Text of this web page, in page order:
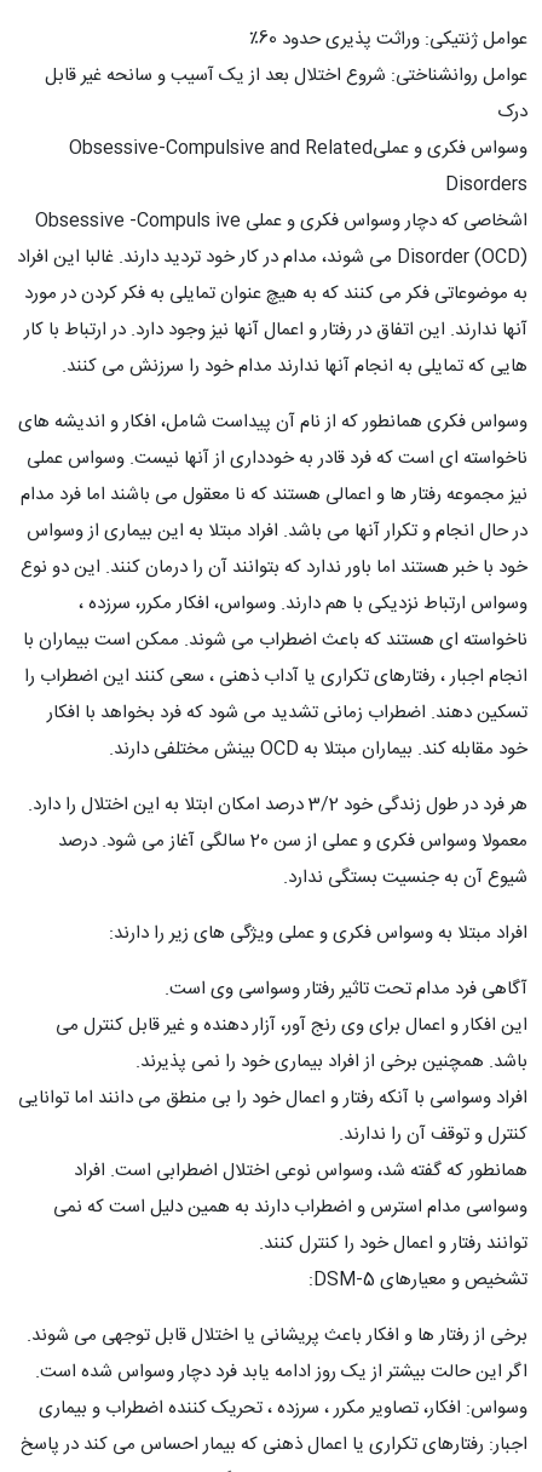
عوامل ژنتیکی: وراثت پذیری حدود 60٪
عوامل روانشناختی: شروع اختلال بعد از یک آسیب و سانحه غیر قابل
درک
وسواس فکری و عملیObsessive-Compulsive and Related
Disorders
اشخاصی که دچار وسواس فکری و عملی Obsessive -Compuls ive
Disorder (OCD) می شوند، مدام در کار خود تردید دارند. غالبا این افراد
به موضوعاتی فکر می کنند که به هیچ عنوان تمایلی به فکر کردن در مورد
آنها ندارند. این اتفاق در رفتار و اعمال آنها نیز وجود دارد. در ارتباط با کار
هایی که تمایلی به انجام آنها ندارند مدام خود را سرزنش می کنند.
وسواس فکری همانطور که از نام آن پیداست شامل، افکار و اندیشه های
ناخواسته ای است که فرد قادر به خودداری از آنها نیست. وسواس عملی
نیز مجموعه رفتار ها و اعمالی هستند که نا معقول می باشند اما فرد مدام
در حال انجام و تکرار آنها می باشد. افراد مبتلا به این بیماری از وسواس
خود با خبر هستند اما باور ندارد که بتوانند آن را درمان کنند. این دو نوع
وسواس ارتباط نزدیکی با هم دارند. وسواس، افکار مکرر، سرزده ،
ناخواسته ای هستند که باعث اضطراب می شوند. ممکن است بیماران با
انجام اجبار ، رفتارهای تکراری یا آداب ذهنی ، سعی کنند این اضطراب را
تسکین دهند. اضطراب زمانی تشدید می شود که فرد بخواهد با افکار
خود مقابله کند. بیماران مبتلا به OCD بینش مختلفی دارند.
هر فرد در طول زندگی خود 3/2 درصد امکان ابتلا به این اختلال را دارد.
معمولا وسواس فکری و عملی از سن 20 سالگی آغاز می شود. درصد
شیوع آن به جنسیت بستگی ندارد.
افراد مبتلا به وسواس فکری و عملی ویژگی های زیر را دارند:
آگاهی فرد مدام تحت تاثیر رفتار وسواسی وی است.
این افکار و اعمال برای وی رنج آور، آزار دهنده و غیر قابل کنترل می
باشد. همچنین برخی از افراد بیماری خود را نمی پذیرند.
افراد وسواسی با آنکه رفتار و اعمال خود را بی منطق می دانند اما توانایی
کنترل و توقف آن را ندارند.
همانطور که گفته شد، وسواس نوعی اختلال اضطرابی است. افراد
وسواسی مدام استرس و اضطراب دارند به همین دلیل است که نمی
توانند رفتار و اعمال خود را کنترل کنند.
تشخیص و معیارهای DSM-5:
برخی از رفتار ها و افکار باعث پریشانی یا اختلال قابل توجهی می شوند.
اگر این حالت بیشتر از یک روز ادامه یابد فرد دچار وسواس شده است.
وسواس: افکار، تصاویر مکرر ، سرزده ، تحریک کننده اضطراب و بیماری
اجبار: رفتارهای تکراری یا اعمال ذهنی که بیمار احساس می کند در پاسخ